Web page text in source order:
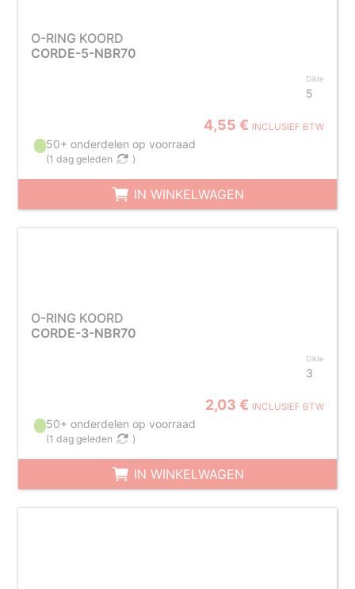
O-RING KOORD
CORDE-5-NBR70
Dikte
5
4,55 € INCLUSIEF BTW
50+ onderdelen op voorraad
(1 dag geleden )
IN WINKELWAGEN
O-RING KOORD
CORDE-3-NBR70
Dikte
3
2,03 € INCLUSIEF BTW
50+ onderdelen op voorraad
(1 dag geleden )
IN WINKELWAGEN